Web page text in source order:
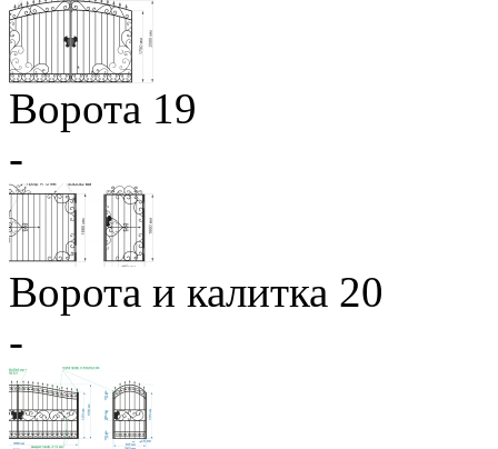
Ворота 19
-
Ворота и калитка 20
-